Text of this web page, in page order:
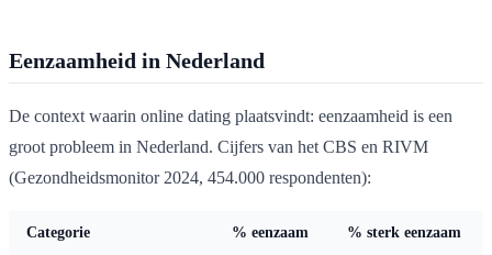
Eenzaamheid in Nederland
De context waarin online dating plaatsvindt: eenzaamheid is een
groot probleem in Nederland. Cijfers van het CBS en RIVM
(Gezondheidsmonitor 2024, 454.000 respondenten):
Categorie % eenzaam % sterk eenzaam